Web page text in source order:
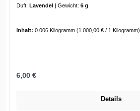
Duft: Lavendel | Gewicht: 6 g
Inhalt: 0.006 Kilogramm (1.000,00 € / 1 Kilogramm)
Regulärer Preis:
6,00 €
Details